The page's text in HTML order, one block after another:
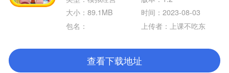
大小：89.1MB
时间：2023-08-03
包名：
上传者：上课不吃东
查看下载地址